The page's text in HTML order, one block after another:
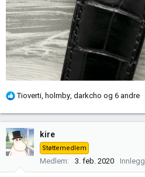
R
k
s
j
Tioverti, holmby, darkcho og 6 andre
kire
Støttemedlem
Medlem 3. feb. 2020 Innlegg